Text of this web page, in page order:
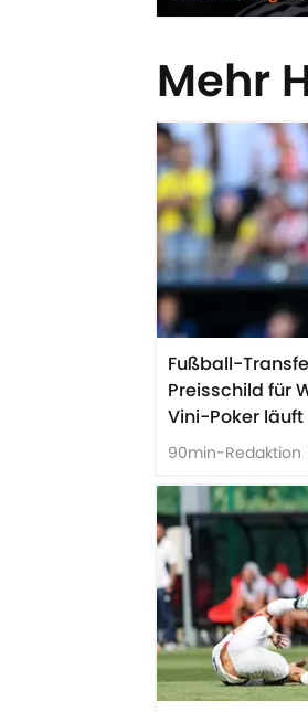
Mehr
Fußball-
Preisschild für
Vini-Poker
90min-Redaktion